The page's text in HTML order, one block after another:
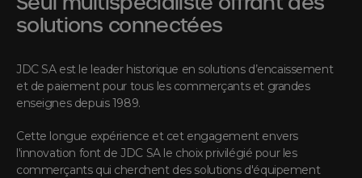
solutions connectées
JDC SA est le leader historique en solutions d’encaissement
et de paiement pour tous les commerçants et grandes
enseignes depuis 1989.
Cette longue expérience et cet engagement envers
l'innovation font de JDC SA le choix privilégié pour les
commerçants qui cherchent des solutions d'équipement